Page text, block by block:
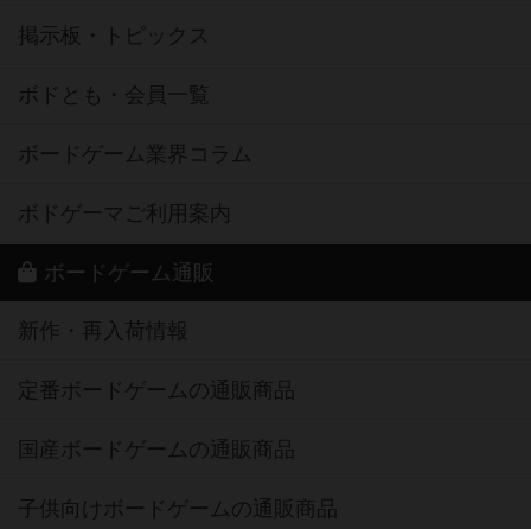
掲示板・トピックス
ボドとも・会員一覧
ボードゲーム業界コラム
ボドゲーマご利用案内
ボードゲーム通販
新作・再入荷情報
定番ボードゲームの通販商品
国産ボードゲームの通販商品
子供向けボードゲームの通販商品